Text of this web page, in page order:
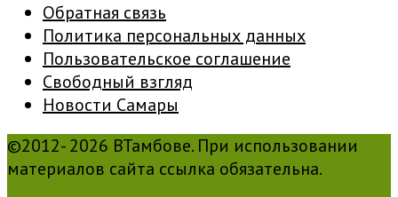
Обратная связь
Политика персональных данных
Пользовательское соглашение
Свободный взгляд
Новости Самары
©2012- 2026 ВТамбове. При использовании
материалов сайта ссылка обязательна.